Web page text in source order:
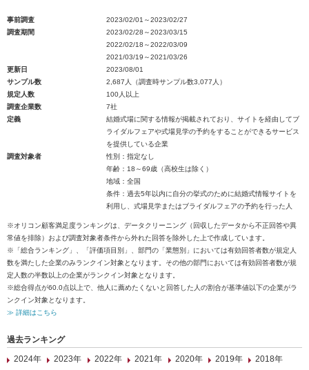
事前調査
2023/02/01～2023/02/27
調査期間
2023/02/28～2023/03/15
2022/02/18～2022/03/09
2021/03/19～2021/03/26
更新日
2023/08/01
サンプル数
2,687人（調査時サンプル数3,077人）
規定人数
100人以上
調査企業数
7社
定義
結婚式場に関する情報が掲載されており、サイトを経由してブ
ライダルフェアや式場見学の予約をすることができるサービス
を提供している企業
調査対象者
性別：指定なし
年齢：18～69歳（高校生は除く）
地域：全国
条件：過去5年以内に自分の挙式のために結婚式情報サイトを
利用し、式場見学またはブライダルフェアの予約を行った人
※オリコン顧客満足度ランキングは、データクリーニング（回収したデータから不正回答や異
常値を排除）および調査対象者条件から外れた回答を除外した上で作成しています。
※「総合ランキング」、「評価項目別」、部門の「業態別」においては有効回答者数が規定人
数を満たした企業のみランクイン対象となります。その他の部門においては有効回答者数が規
定人数の半数以上の企業がランクイン対象となります。
※総合得点が60.0点以上で、他人に薦めたくないと回答した人の割合が基準値以下の企業がラ
ンクイン対象となります。
≫ 詳細はこちら
過去ランキング
2024年
2023年 2022年 2021年 2020年 2019年
2018年